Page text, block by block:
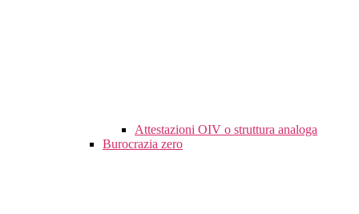
Attestazioni OIV o struttura analoga
Burocrazia zero